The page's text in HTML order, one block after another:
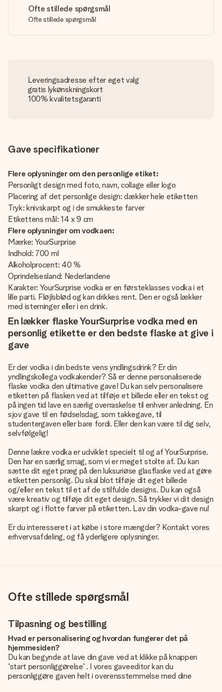
Ofte stillede spørgsmål
Ofte stillede spørgsmål
Leveringsadresse efter eget valg
gratis lykønskningskort
100% kvalitetsgaranti
Gave specifikationer
Flere oplysninger om den personlige etiket:
Personligt design med foto, navn, collage eller logo
Placering af det personlige design: dækker hele etiketten
Tryk: knivskarpt og i de smukkeste farver
Etikettens mål: 14 x 9 cm
Flere oplysninger om vodkaen:
Mærke: YourSurprise
Indhold: 700 ml
Alkoholprocent: 40 %
Oprindelsesland: Nederlandene
Karakter: YourSurprise vodka er en førsteklasses vodka i et
lille parti. Fløjlsblød og kan drikkes rent. Den er også lækker
med isterninger eller i en drink.
En lækker flaske YourSurprise vodka med en
personlig etikette er den bedste flaske at give i
gave
Er der vodka i din bedste vens yndlingsdrink? Er din
yndlingskollega vodkakender? Så er denne personaliserede
flaske vodka den ultimative gave! Du kan selv personalisere
etiketten på flasken ved at tilføje et billede eller en tekst og
på ingen tid lave en særlig overraskelse til enhver anledning. En
sjov gave til en fødselsdag, som takkegave, til
studentergaven eller bare fordi. Eller den kan være til dig selv,
selvfølgelig!
Denne lækre vodka er udviklet specielt til og af YourSurprise.
Den har en særlig smag, som vi er meget stolte af. Du kan
sætte dit eget præg på den luksuriøse glasflaske ved at gøre
etiketten personlig. Du skal blot tilføje dit eget billede
og/eller en tekst til et af de stilfulde designs. Du kan også
være kreativ og tilføje dit eget design. Så trykker vi dit design
skarpt og i flotte farver på etiketten. Lav din vodka-gave nu!
Er du interesseret i at købe i store mængder? Kontakt vores
erhvervsafdeling, og få yderligere oplysninger.
Ofte stillede spørgsmål
Tilpasning og bestilling
Hvad er personalisering og hvordan fungerer det på
hjemmesiden?
Du kan begynde at lave din gave ved at klikke på knappen
'start personliggørelse' . I vores gaveeditor kan du
personliggøre gaven helt i overensstemmelse med dine